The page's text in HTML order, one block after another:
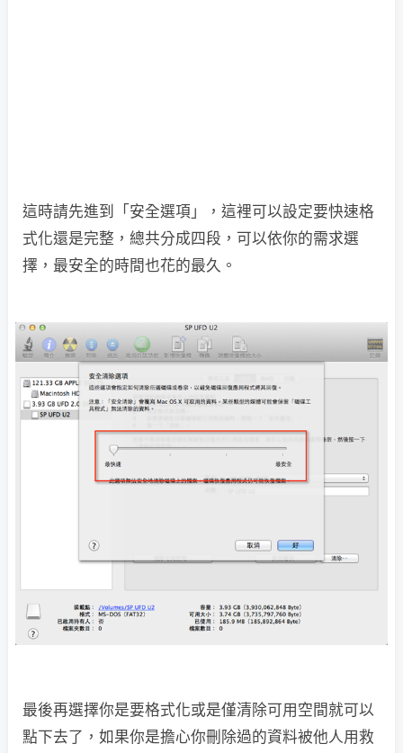
這時請先進到「安全選項」，這裡可以設定要快速格
式化還是完整，總共分成四段，可以依你的需求選
擇，最安全的時間也花的最久。
最後再選擇你是要格式化或是僅清除可用空間就可以
點下去了，如果你是擔心你刪除過的資料被他人用救